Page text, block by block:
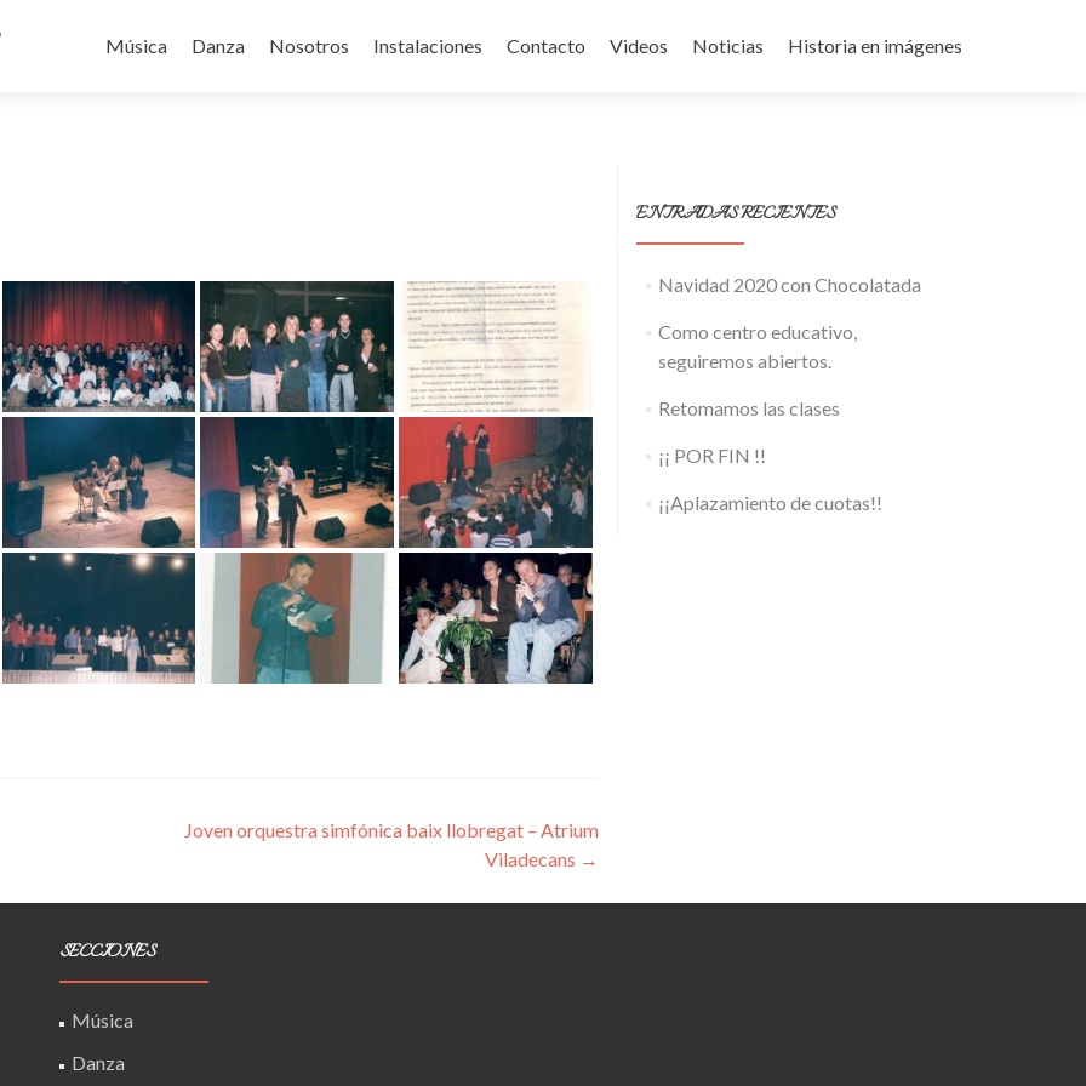
al
Música Danza Nosotros Instalaciones Contacto Videos Noticias Historia en imágenes
Joven orquestra simfónica baix llobregat – Atrium
Viladecans →
ENTRADAS RECIENTES
Navidad 2020 con Chocolatada
Como centro educativo,
seguiremos abiertos.
Retomamos las clases
¡¡ POR FIN !!
¡¡Aplazamiento de cuotas!!
SECCIONES
Música
Danza